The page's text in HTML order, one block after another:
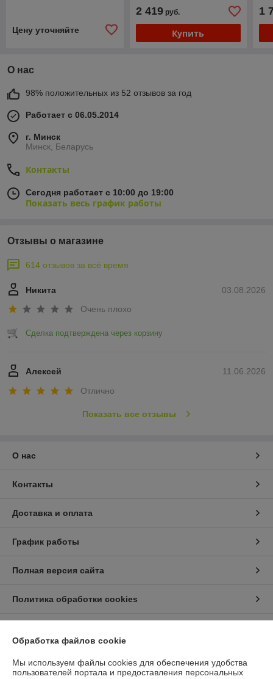
Цену уточняйте
2 419руб.
Купить
1
О нас
98% положительных из 52 отзывов за год
Работает с 06.05.2014
г. Минск
Минск, Беларусь
Контакты
Сегодня работает с 10:00 до 19:00
Показать весь график работы
Отзывы о магазине
614 отзывов за всё время
03.08.2026
Никита
Очень плохо
Сделка подтверждена через корзину
11.06.2026
Алексей
Отлично
Показать все отзывы
О нас
Контакты
Доставка и оплата
График работы
Полная версия сайта
Политика обработки cookies
Информация для покупателя
Обработка файлов cookie
Мы используем файлы cookies для обеспечения удобства
пользователей портала и предоставления персональных